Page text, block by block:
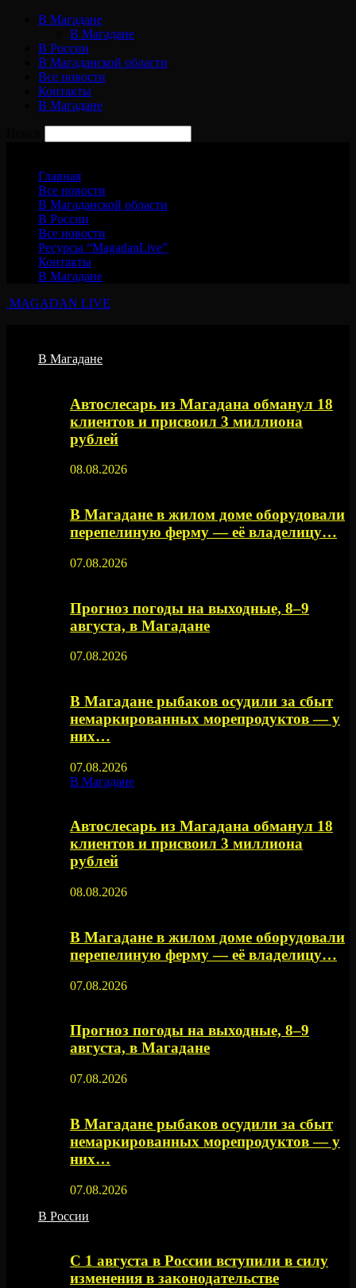
В Магадане
В Магадане
В России
В Магаданской области
Все новости
Контакты
В Магадане
Главная
Все новости
В Магаданской области
В России
Все новости
Ресурсы “MagadanLive”
Контакты
В Магадане
MAGADAN LIVE
В Магадане
Автослесарь из Магадана обманул 18
клиентов и присвоил 3 миллиона
рублей
08.08.2026
В Магадане в жилом доме оборудовали
перепелиную ферму — её владелицу…
07.08.2026
Прогноз погоды на выходные, 8–9
августа, в Магадане
07.08.2026
В Магадане рыбаков осудили за сбыт
немаркированных морепродуктов — у
них…
07.08.2026
В Магадане
Автослесарь из Магадана обманул 18
клиентов и присвоил 3 миллиона
рублей
08.08.2026
В Магадане в жилом доме оборудовали
перепелиную ферму — её владелицу…
07.08.2026
Прогноз погоды на выходные, 8–9
августа, в Магадане
07.08.2026
В Магадане рыбаков осудили за сбыт
немаркированных морепродуктов — у
них…
07.08.2026
В России
С 1 августа в России вступили в силу
изменения в законодательстве